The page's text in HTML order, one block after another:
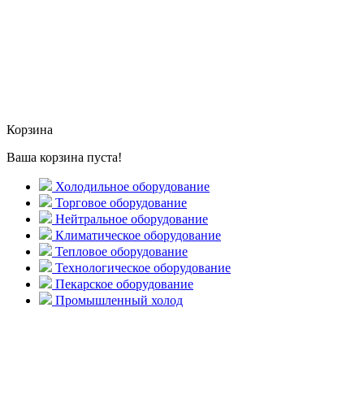
Корзина
Ваша корзина пуста!
Холодильное оборудование
Торговое оборудование
Нейтральное оборудование
Климатическое оборудование
Тепловое оборудование
Технологическое оборудование
Пекарское оборудование
Промышленный холод